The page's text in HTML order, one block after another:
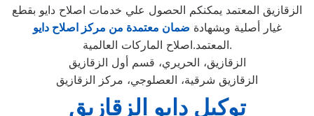
الزقازيق المعتمد يمكنكم الحصول علي خدمات اصلاح دايو بقطع
غيار أصلية وبشهادة ضمان معتمدة من مركز اصلاح دايو
المعتمد.اصلاح الماركات العالمية.
الزقازيق، الحريري، قسم أول الزقازيق
الزقازيق شرقية، العصلوجي، مركز الزقازيق
توكيل دايو الزقازيق